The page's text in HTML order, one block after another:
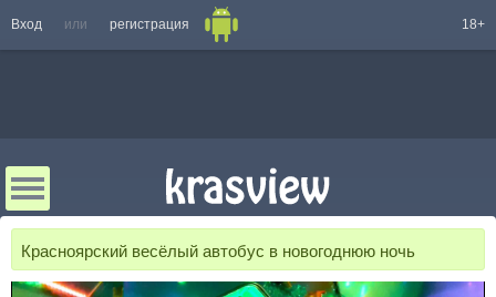
Вход или регистрация 18+
Красноярский весёлый автобус в новогоднюю ночь